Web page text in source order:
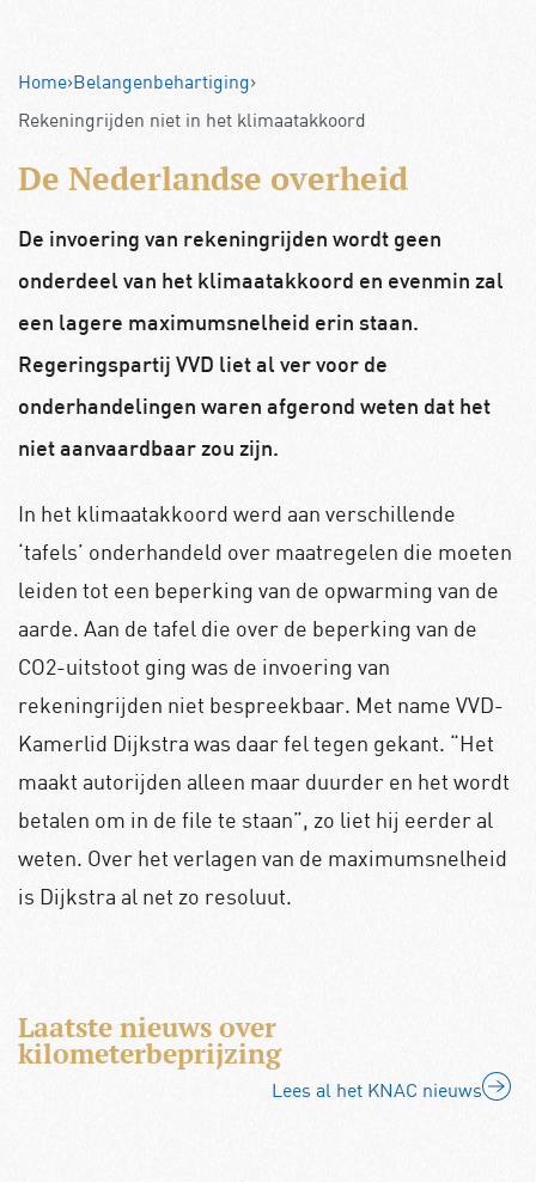
Home›Belangenbehartiging›
Rekeningrijden niet in het klimaatakkoord
De Nederlandse overheid
De invoering van rekeningrijden wordt geen
onderdeel van het klimaatakkoord en evenmin zal
een lagere maximumsnelheid erin staan.
Regeringspartij VVD liet al ver voor de
onderhandelingen waren afgerond weten dat het
niet aanvaardbaar zou zijn.
In het klimaatakkoord werd aan verschillende
‘tafels’ onderhandeld over maatregelen die moeten
leiden tot een beperking van de opwarming van de
aarde. Aan de tafel die over de beperking van de
CO2-uitstoot ging was de invoering van
rekeningrijden niet bespreekbaar. Met name VVD-
Kamerlid Dijkstra was daar fel tegen gekant. “Het
maakt autorijden alleen maar duurder en het wordt
betalen om in de file te staan”, zo liet hij eerder al
weten. Over het verlagen van de maximumsnelheid
is Dijkstra al net zo resoluut.
Laatste nieuws over
kilometerbeprijzing
Lees al het KNAC nieuws